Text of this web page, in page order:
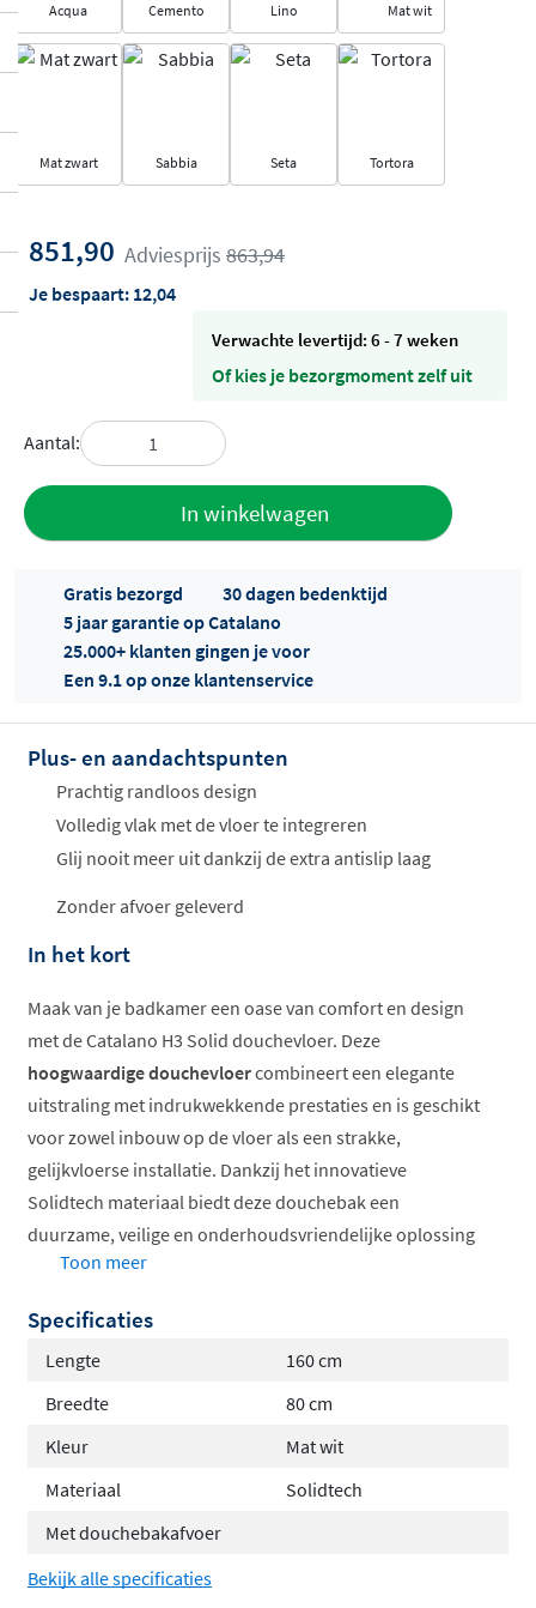
Acqua Cemento Lino Mat wit
Mat zwart Sabbia Seta Tortora
851,90 Adviesprijs 863,94
Je bespaart: 12,04
Verwachte levertijd: 6 - 7 weken
Of kies je bezorgmoment zelf uit
Aantal:
In winkelwagen
Offertes
ophalen...
Gratis bezorgd
30 dagen bedenktijd
5 jaar garantie op Catalano
25.000+ klanten gingen je voor
Een 9.1 op onze klantenservice
Plus- en aandachtspunten
Prachtig randloos design
Volledig vlak met de vloer te integreren
Glij nooit meer uit dankzij de extra antislip laag
Zonder afvoer geleverd
In het kort
Maak van je badkamer een oase van comfort en design
met de Catalano H3 Solid douchevloer. Deze
hoogwaardige douchevloercombineert een elegante
uitstraling met indrukwekkende prestaties en is geschikt
voor zowel inbouw op de vloer als een strakke,
gelijkvloerse installatie. Dankzij het innovatieve
Solidtech materiaal biedt deze douchebak een
duurzame, veilige en onderhoudsvriendelijke oplossing
voor elke badkamer.
Waarom kiezen voor de Catalano H3
Solid?
Gemaakt van Solidtech composiet, een mix van
natuurlijke mineralen en polyesterhars: slijtvast,
stootbestendig, vormvast en bestand tegen hoge
grip en voorkomt uitglijden
Toon meer
Specificaties
Lengte
160 cm
Breedte
80 cm
Kleur
Mat wit
Materiaal
Solidtech
Met douchebakafvoer
Bekijk alle specificaties